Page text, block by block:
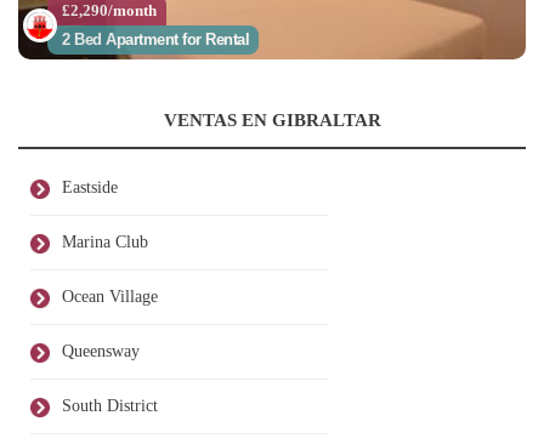
£2,290/month
2 Bed Apartment for Rental
VENTAS EN GIBRALTAR
Eastside
Marina Club
Ocean Village
Queensway
South District